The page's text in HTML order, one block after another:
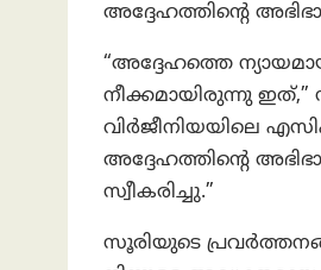
അദ്ദേഹത്തിന്റെ
“അദ്ദേഹത്തെ
നീക്കമായിരുന്നു ഇത്,”
വിർജീനിയയിലെ
അദ്ദേഹത്തിന്റെ
സ്വീകരിച്ചു.”
സൂരിയുടെ